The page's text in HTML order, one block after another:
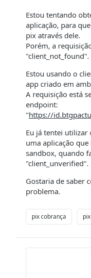
Estou tentando
aplicação, para
pix através dele.
Porém, a
"client_not_found".
Estou usando o
app criado em
A requisição está
endpoint:
"https://
Eu já tentei utilizar
uma aplicação
sandbox, quando
"client_unverified".
Gostaria de saber
problema.
pix cobrança pix